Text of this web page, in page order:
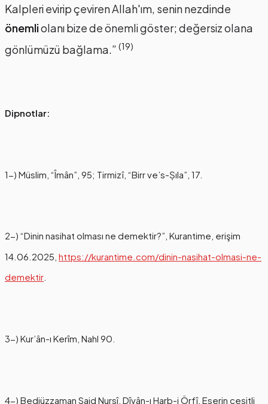
Kalpleri evirip çeviren Allah'ım, senin nezdinde
önemliolanı bize de önemli göster; değersiz olana
gönlümüzü bağlama.” (19)
Dipnotlar:
1-) Müslim, “Îmân”, 95; Tirmizî, “Birr ve’s-Ṣıla”, 17.
2-) “Dinin nasihat olması ne demektir?”, Kurantime, erişim
14.06.2025, https://kurantime.com/dinin-nasihat-olmasi-ne-
demektir
3-) Kur’ân-ı Kerîm, Nahl 90.
4-) Bediüzzaman Said Nursî, Dîvân-ı Harb-i Örfî, Eserin çeşitli